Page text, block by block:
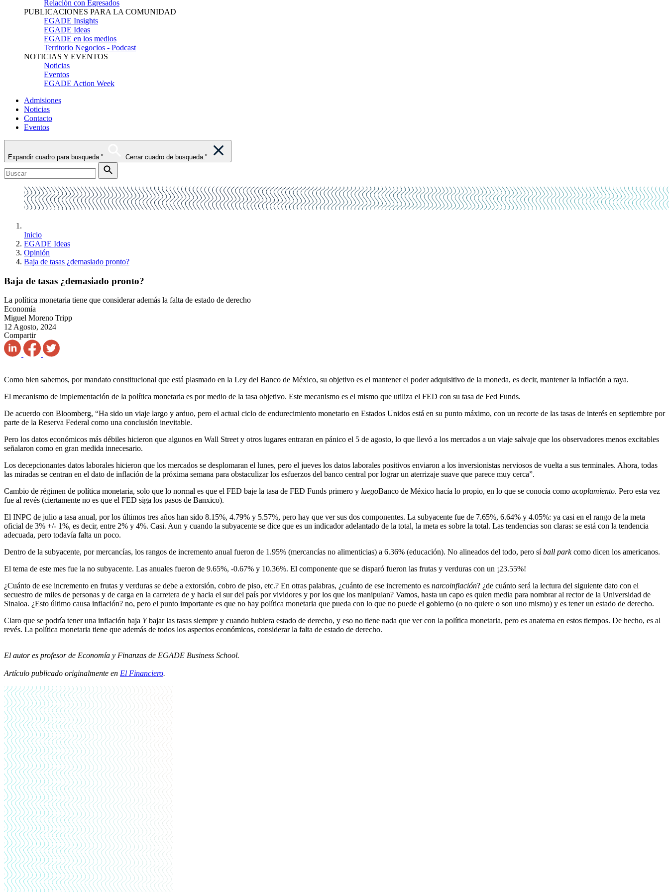
Relación con Egresados
PUBLICACIONES PARA LA COMUNIDAD
EGADE Insights
EGADE Ideas
EGADE en los medios
Territorio Negocios - Podcast
NOTICIAS Y EVENTOS
Noticias
Eventos
EGADE Action Week
Admisiones
Noticias
Contacto
Eventos
Expandir cuadro para busqueda." Cerrar cuadro de busqueda."
Inicio
EGADE Ideas
Opinión
Baja de tasas ¿demasiado pronto?
Baja de tasas ¿demasiado pronto?
La política monetaria tiene que considerar además la falta de estado de derecho
Economía
Miguel Moreno Tripp
12 Agosto, 2024
Compartir
Como bien sabemos, por mandato constitucional que está plasmado en la Ley del Banco de México, su objetivo es el mantener el poder adquisitivo de la moneda, es decir, mantener la inflación a raya.
El mecanismo de implementación de la política monetaria es por medio de la tasa objetivo. Este mecanismo es el mismo que utiliza el FED con su tasa de Fed Funds.
De acuerdo con Bloomberg, “Ha sido un viaje largo y arduo, pero el actual ciclo de endurecimiento monetario en Estados Unidos está en su punto máximo, con un recorte de las tasas de interés en septiembre por
parte de la Reserva Federal como una conclusión inevitable.
Pero los datos económicos más débiles hicieron que algunos en Wall Street y otros lugares entraran en pánico el 5 de agosto, lo que llevó a los mercados a un viaje salvaje que los observadores menos excitables
señalaron como en gran medida innecesario.
Los decepcionantes datos laborales hicieron que los mercados se desplomaran el lunes, pero el jueves los datos laborales positivos enviaron a los inversionistas nerviosos de vuelta a sus terminales. Ahora, todas
las miradas se centran en el dato de inflación de la próxima semana para obstaculizar los esfuerzos del banco central por lograr un aterrizaje suave que parece muy cerca”.
Cambio de régimen de política monetaria, solo que lo normal es que el FED baje la tasa de FED Funds primero y luegoBanco de México hacía lo propio, en lo que se conocía como acoplamiento. Pero esta vez
fue al revés (ciertamente no es que el FED siga los pasos de Banxico).
El INPC de julio a tasa anual, por los últimos tres años han sido 8.15%, 4.79% y 5.57%, pero hay que ver sus dos componentes. La subyacente fue de 7.65%, 6.64% y 4.05%: ya casi en el rango de la meta
oficial de 3% +/- 1%, es decir, entre 2% y 4%. Casi. Aun y cuando la subyacente se dice que es un indicador adelantado de la total, la meta es sobre la total. Las tendencias son claras: se está con la tendencia
adecuada, pero todavía falta un poco.
Dentro de la subyacente, por mercancías, los rangos de incremento anual fueron de 1.95% (mercancías no alimenticias) a 6.36% (educación). No alineados del todo, pero síball parkcomo dicen los americanos.
El tema de este mes fue la no subyacente. Las anuales fueron de 9.65%, -0.67% y 10.36%. El componente que se disparó fueron las frutas y verduras con un ¡23.55%!
¿Cuánto de ese incremento en frutas y verduras se debe a extorsión, cobro de piso, etc.? En otras palabras, ¿cuánto de ese incremento es narcoinflación? ¿de cuánto será la lectura del siguiente dato con el
secuestro de miles de personas y de carga en la carretera de y hacia el sur del país por vividores y por los que los manipulan? Vamos, hasta un capo es quien media para nombrar al rector de la Universidad de
Sinaloa. ¿Esto último causa inflación? no, pero el punto importante es que no hay política monetaria que pueda con lo que no puede el gobierno (o no quiere o son uno mismo) y es tener un estado de derecho.
Claro que se podría tener una inflación baja Ybajar las tasas siempre y cuando hubiera estado de derecho, y eso no tiene nada que ver con la política monetaria, pero es anatema en estos tiempos. De hecho, es al
revés. La política monetaria tiene que además de todos los aspectos económicos, considerar la falta de estado de derecho.
El autor es profesor de Economía y Finanzas de EGADE Business School.
Artículo publicado originalmente en El Financiero.